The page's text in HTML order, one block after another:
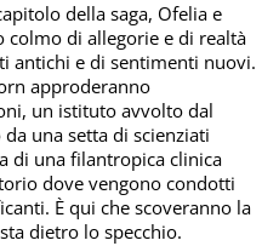
della saga, Ofelia e
di allegorie e di realtà
antichi e di sentimenti nuovi.
approderanno
un istituto avvolto dal
una setta di scienziati
di una filantropica clinica
dove vengono condotti
È qui che scoveranno la
dietro lo specchio.